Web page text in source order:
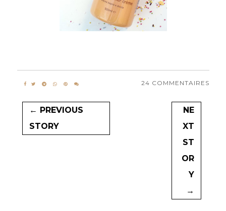
24 COMMENTAIRES
← PREVIOUS
STORY
NE
XT
ST
OR
Y
→